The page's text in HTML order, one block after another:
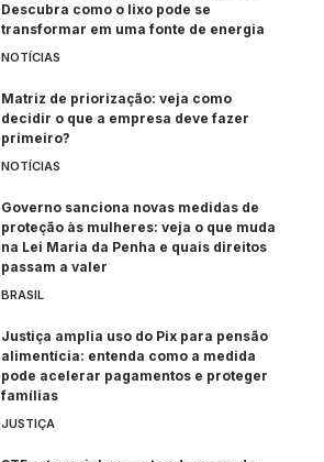
Descubra como o lixo pode se
transformar em uma fonte de energia
NOTÍCIAS
Matriz de priorização: veja como
decidir o que a empresa deve fazer
primeiro?
NOTÍCIAS
Governo sanciona novas medidas de
proteção às mulheres: veja o que muda
na Lei Maria da Penha e quais direitos
passam a valer
BRASIL
Justiça amplia uso do Pix para pensão
alimentícia: entenda como a medida
pode acelerar pagamentos e proteger
famílias
JUSTIÇA